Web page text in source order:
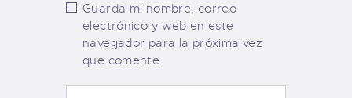
Guarda mi nombre, correo
electrónico y web en este
navegador para la próxima vez
que comente.